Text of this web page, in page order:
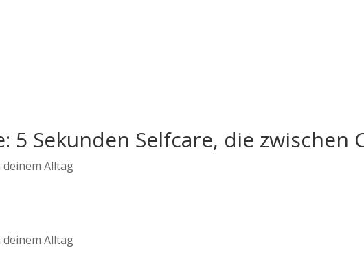
5 Sekunden Selfcare, die